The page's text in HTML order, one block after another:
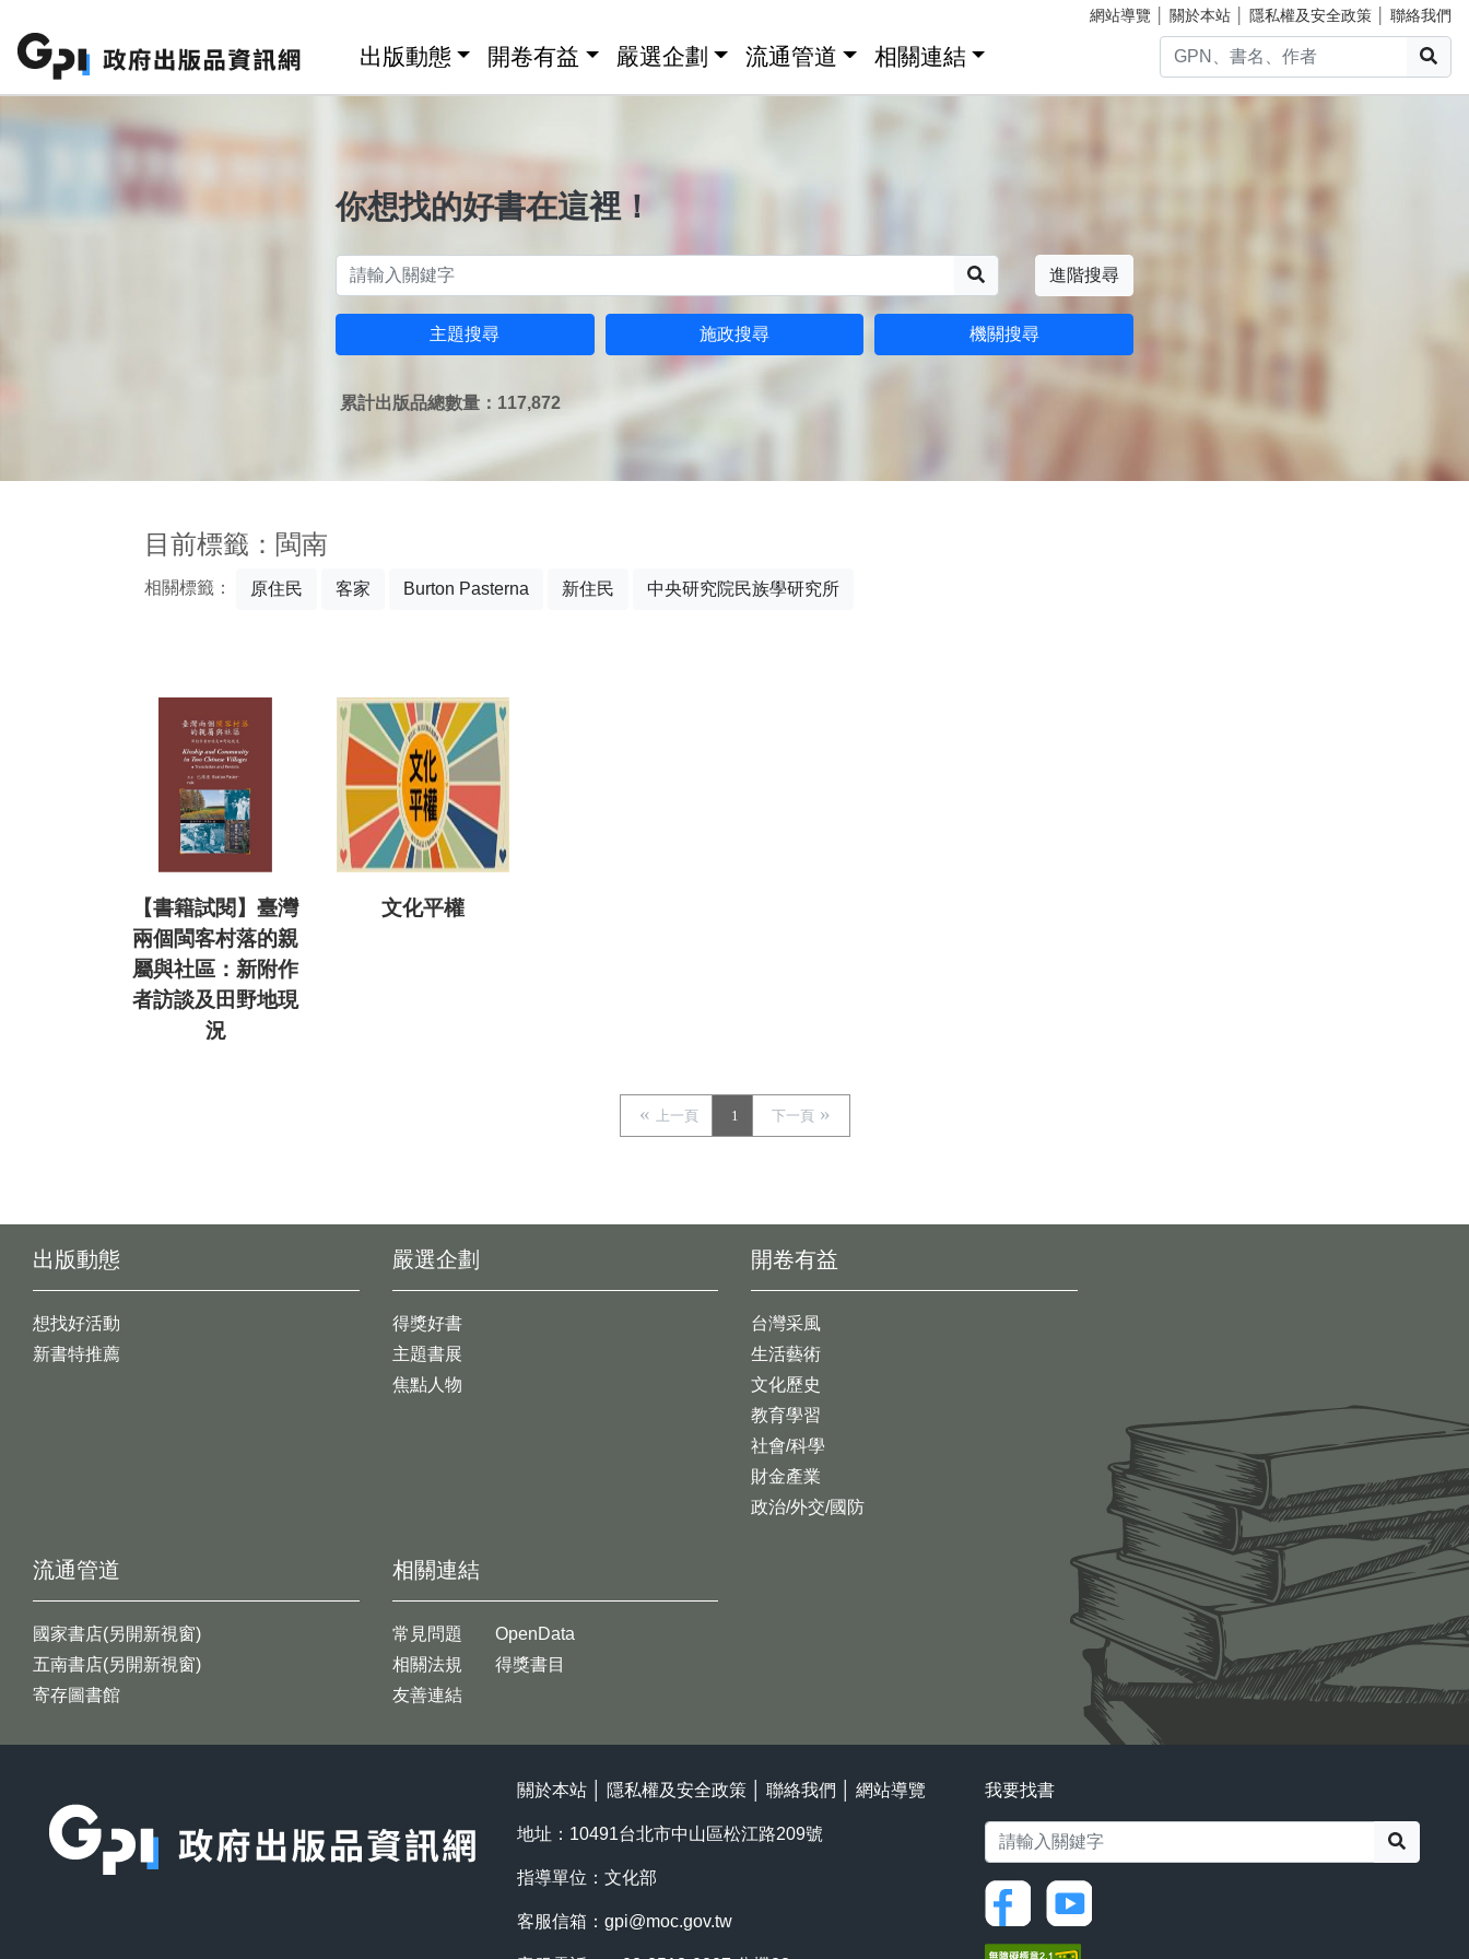
網站導覽 關於本站 隱私權及安全政策 聯絡我們
出版動態 開卷有益 嚴選企劃 流通管道 相關連結
你想找的好書在這裡！
進階搜尋
主題搜尋 施政搜尋 機關搜尋
累計出版品總數量：117,872
目前標籤：閩南
相關標籤： 原住民 客家 Burton Pasterna 新住民 中央研究院民族學研究所
【書籍試閱】臺灣
兩個閩客村落的親
屬與社區：新附作
者訪談及田野地現
況
文化平權
上一頁 1 下一頁
出版動態
想找好活動
新書特推薦
開卷有益
台灣采風
生活藝術
文化歷史
教育學習
社會/科學
財金產業
政治/外交/國防
嚴選企劃
得獎好書
主題書展
焦點人物
流通管道
國家書店(另開新視窗)
五南書店(另開新視窗)
寄存圖書館
相關連結
常見問題
相關法規
友善連結
OpenData
得獎書目
關於本站 隱私權及安全政策 聯絡我們 網站導覽
地址：10491台北市中山區松江路209號
指導單位：文化部
客服信箱： gpi@moc.gov.tw
我要找書